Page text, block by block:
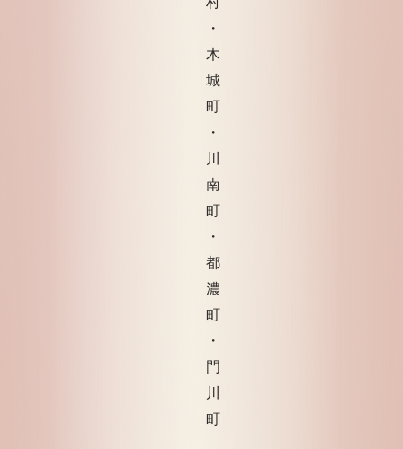
・
木
城
町
・
川
南
町
・
都
濃
町
・
門
川
町